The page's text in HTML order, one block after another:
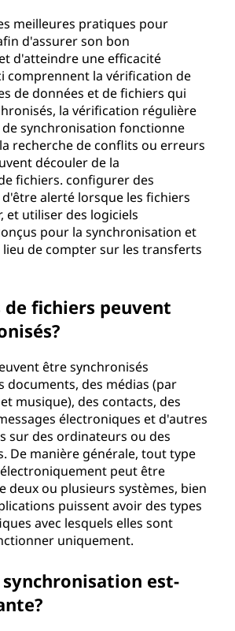
meilleures pratiques pour
d'assurer son bon
d'atteindre une efficacité
comprennent la vérification de
de données et de fichiers qui
la vérification régulière
synchronisation fonctionne
recherche de conflits ou erreurs
découler de la
fichiers. configurer des
alerté lorsque les fichiers
et utiliser des logiciels
pour la synchronisation et
lieu de compter sur les transferts
de fichiers peuvent
être synchronisés
documents, des médias (par
musique), des contacts, des
électroniques et d'autres
sur des ordinateurs ou des
De manière générale, tout type
peut être
deux ou plusieurs systèmes, bien
puissent avoir des types
avec lesquels elles sont
uniquement.
est-